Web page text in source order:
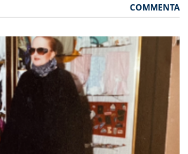
COMMENTA